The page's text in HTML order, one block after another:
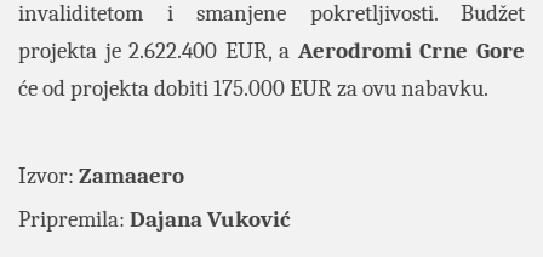
invaliditetom i smanjene pokretljivosti. Budžet
projekta je 2.622.400 EUR, a Aerodromi Crne Gore
će od projekta dobiti 175.000 EUR za ovu nabavku.
Izvor: Zamaaero
Pripremila: Dajana Vuković